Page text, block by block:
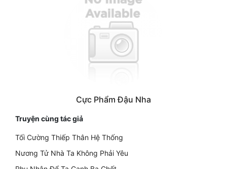
Cực Phẩm Đậu Nha
Truyện cùng tác giả
Tối Cường Thiếp Thân Hệ Thống
Nương Tử Nhà Ta Không Phải Yêu